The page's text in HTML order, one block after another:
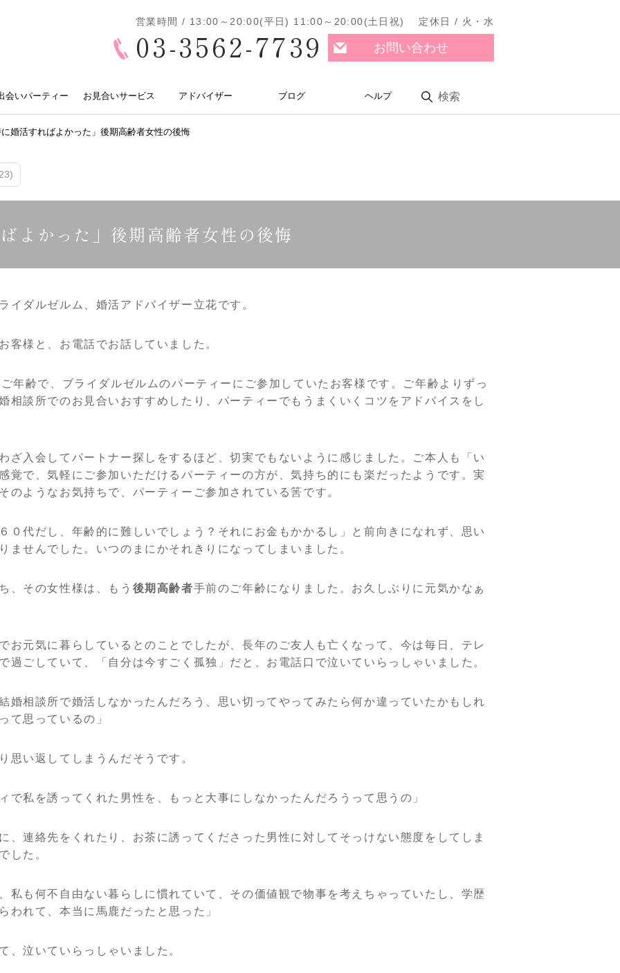
営業時間 / 13:00～20:00(平日) 11:00～20:00(土日祝) 定休日 / 火・水
03-3562-7739 お問い合わせ
会いパーティー お見合いサービス アドバイザー ブログ ヘルプ 検索
婚活すればよかった」後期高齢者女性の後悔
よかった」後期高齢者女性の後悔
イダルゼルム、婚活アドバイザー立花です。
客様と、お電話でお話していました。
年齢で、ブライダルゼルムのパーティーにご参加していたお客様です。ご年齢よりずっ
相談所でのお見合いおすすめしたり、パーティーでもうまくいくコツをアドバイスをし
ざ入会してパートナー探しをするほど、切実でもないように感じました。ご本人も「い
覚で、気軽にご参加いただけるパーティーの方が、気持ち的にも楽だったようです。実
のようなお気持ちで、パーティーご参加されている筈です。
０代だし、年齢的に難しいでしょう？それにお金もかかるし」と前向きになれず、思い
ませんでした。いつのまにかそれきりになってしまいました。
、その女性様は、もう 後期高齢者手前のご年齢になりました。お久しぶりに元気かなぁ
お元気に暮らしているとのことでしたが、長年のご友人も亡くなって、今は毎日、テレ
過ごしていて、「自分は今すごく孤独」だと、お電話口で泣いていらっしゃいました。
婚相談所で婚活しなかったんだろう、思い切ってやってみたら何か違っていたかもしれ
て思っているの」
思い返してしまうんだそうです。
で私を誘ってくれた男性を、もっと大事にしなかったんだろうって思うの」
、連絡先をくれたり、お茶に誘ってくださった男性に対してそっけない態度をしてしま
した。
私も何不自由ない暮らしに慣れていて、その価値観で物事を考えちゃっていたし、学歴
われて、本当に馬鹿だったと思った」
、泣いていらっしゃいました。